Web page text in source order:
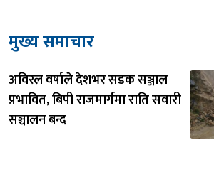
मुख्य समाचार
अविरल वर्षाले देशभर सडक सञ्जाल
प्रभावित, बिपी राजमार्गमा राति सवारी
सञ्चालन बन्द